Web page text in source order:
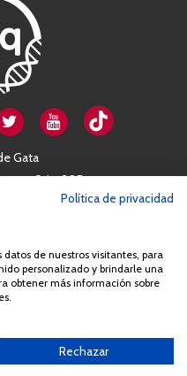
Gata
Oria, 80B
la copia, reproducción o
los contenidos del sitio web
(AES22q)
Política de privacidad
de nuestros visitantes, para
personalizado y brindarle una
obtener más información sobre
Rechazar